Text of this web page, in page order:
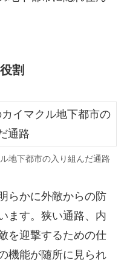
割
地下都市の入り組んだ通路
らかに外敵からの防
ます。狭い通路、内
を迎撃するための仕
機能が随所に見られ